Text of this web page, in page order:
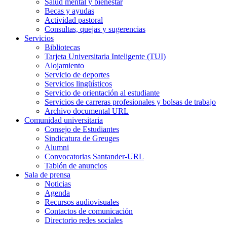
Becas y ayudas
Actividad pastoral
Consultas, quejas y sugerencias
Servicios
Bibliotecas
Tarjeta Universitaria Inteligente (TUI)
Alojamiento
Servicio de deportes
Servicios lingüísticos
Servicio de orientación al estudiante
Servicios de carreras profesionales y bolsas de trabajo
Archivo documental URL
Comunidad universitaria
Consejo de Estudiantes
Sindicatura de Greuges
Alumni
Convocatorias Santander-URL
Tablón de anuncios
Sala de prensa
Noticias
Agenda
Recursos audiovisuales
Contactos de comunicación
Directorio redes sociales